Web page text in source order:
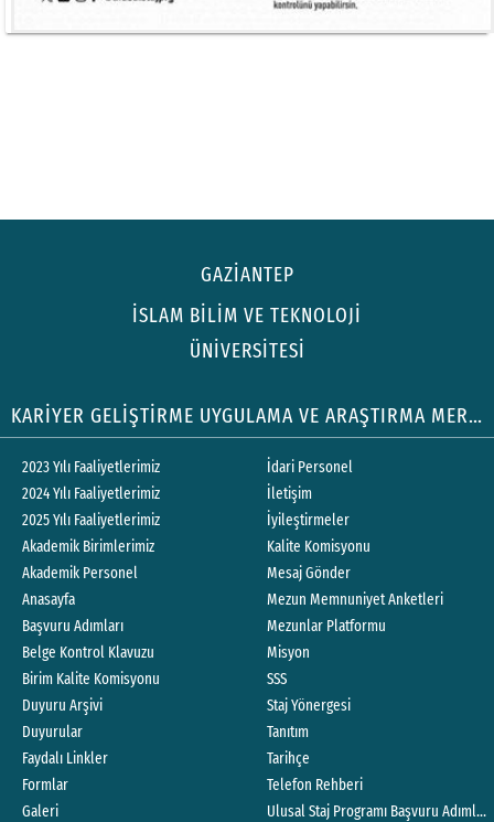
GAZİANTEP
İSLAM BİLİM VE TEKNOLOJİ
ÜNİVERSİTESİ
KARİYER GELİŞTİRME UYGULAMA VE ARAŞTIRMA MERKEZİ
2023 Yılı Faaliyetlerimiz
2024 Yılı Faaliyetlerimiz
2025 Yılı Faaliyetlerimiz
Akademik Birimlerimiz
Akademik Personel
Anasayfa
Başvuru Adımları
Belge Kontrol Klavuzu
Birim Kalite Komisyonu
Duyuru Arşivi
Duyurular
Faydalı Linkler
Formlar
Galeri
İdari Personel
İletişim
İyileştirmeler
Kalite Komisyonu
Mesaj Gönder
Mezun Memnuniyet Anketleri
Mezunlar Platformu
Misyon
SSS
Staj Yönergesi
Tanıtım
Tarihçe
Telefon Rehberi
Ulusal Staj Programı Başvuru Adımları